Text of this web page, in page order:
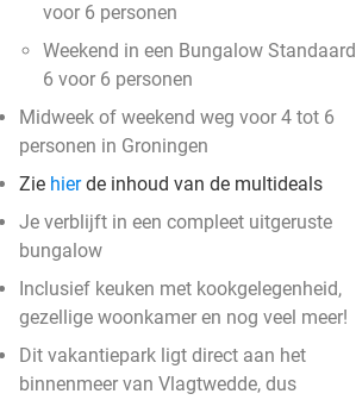
voor 6 personen
Weekend in een Bungalow Standaard
6 voor 6 personen
Midweek of weekend weg voor 4 tot 6
personen in Groningen
Zie hierde inhoud van de multideals
Je verblijft in een compleet uitgeruste
bungalow
Inclusief keuken met kookgelegenheid,
gezellige woonkamer en nog veel meer!
Dit vakantiepark ligt direct aan het
binnenmeer van Vlagtwedde, dus